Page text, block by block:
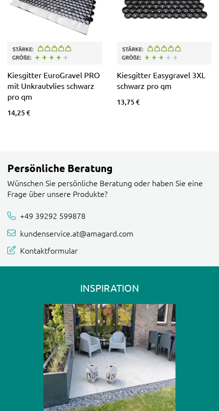
Kiesgitter EuroGravel PRO
mit Unkrautvlies schwarz
pro qm
14,25 €
Kiesgitter Easygravel 3XL
schwarz pro qm
13,75 €
Persönliche Beratung
Wünschen Sie persönliche Beratung oder haben Sie eine
Frage über unsere Produkte?
+49 39292 599878
kundenservice.at@amagard.com
Kontaktformular
INSPIRATION